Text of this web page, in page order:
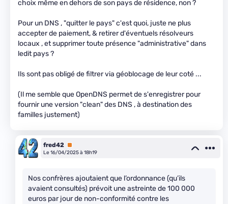
choix même en dehors de son pays de résidence, non ?
Pour un DNS , "quitter le pays" c'est quoi, juste ne plus
accepter de paiement, & retirer d'éventuels résolveurs
locaux , et supprimer toute présence "administrative" dans
ledit pays ?
Ils sont pas obligé de filtrer via géoblocage de leur coté ...
(Il me semble que OpenDNS permet de s'enregistrer pour
fournir une version "clean" des DNS , à destination des
familles justement)
fred42 Premium
Le 16/04/2025 à 18h19
Nos confrères ajoutaient que l’ordonnance (qu’ils
avaient consultés) prévoit une astreinte de 100 000
euros par jour de non-conformité contre les